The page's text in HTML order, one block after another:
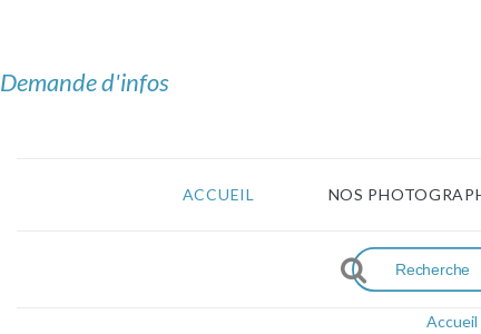
Demande d'infos
ACCUEIL NOS
Accueil